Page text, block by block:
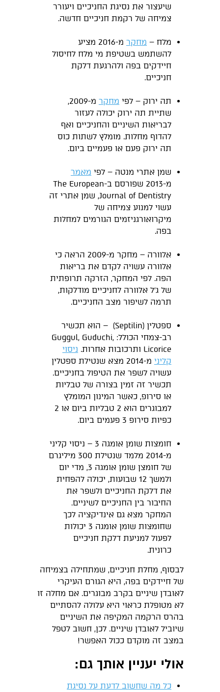
שיעצור את נסיגת החניכיים ויעורר
צמיחה של רקמת חניכיים חדשה.
מלח – מחקר
מ-2016 מציע
להשתמש בשטיפת מי מלח לחיסול
חיידקים בפה ולהרגעת דלקת
חניכיים.
תה ירוק – לפי מחקר
מ-2009,
שתיית תה ירוק יכולה לעזור
לבריאות השיניים והחניכיים ואף
להדוף מחלות. מומלץ לשתות כוס
תה ירוק פעם או פעמיים ביום.
שמן אתרי מנטה – לפי מאמר
מ-2013 שפורסם ב-The European
Journal of Dentistry, שמן אתרי זה
עשוי למנוע צמיחה של
מיקרואורגניזמים הגורמים למחלות
בפה.
אלוורה – מחקר מ-2009 הראה כי
אלוורה עשויה לקדם את בריאות
הפה. לפי המחקר, הזרקה תרופתית
של ג׳ל אלוורה לחניכיים מודלקות,
תרמה לשיפור מצב החניכיים.
ספטלין (Septilin) – הוא תכשיר
רב-צמחי הכולל: Guggul, Guduchi,
Licorice ותרכובות אחרות.
ניסוי
קליני
מ-2014 מצא שנטילת ספטלין
עשויה לשפר את הטיפול בחניכיים.
תכשיר זה זמין בצורה של טבליות
או סירופ, כאשר המינון המומלץ
למבוגרים הוא 2 טבליות ביום או 2
כפיות סירופ 3 פעמים ביום.
חומצות שומן אומגה 3 – ניסוי קליני
מ-2014 מלמד שנטילת 300 מיליגרם
של חומצן שומן אומגה 3, מדי יום
ולמשך 12 שבועות, יכולה להפחית
את דלקת החניכיים ולשפר את
החיבור בין החניכיים לשיניים.
המחקר מצא גם אינדיקציה לכך
שחומצות שומן אומגה 3 יכולות
לפעול למניעת דלקת חניכיים
כרונית.
לבסוף, מחלת חניכיים, שמתחילה בצמיחה
של חיידקים בפה, היא הגורם העיקרי
לאובדן שיניים בקרב מבוגרים. אם מחלה זו
לא מטופלת כראוי היא עלולה להסתיים
בהרס הרקמה המקיפה את השיניים
שיוביל לאובדן שיניים. לכן, חשוב לטפל
במצב זה מוקדם ככול האפשר!
אולי יעניין אותך גם:
כל מה שחשוב לדעת על נסיגת